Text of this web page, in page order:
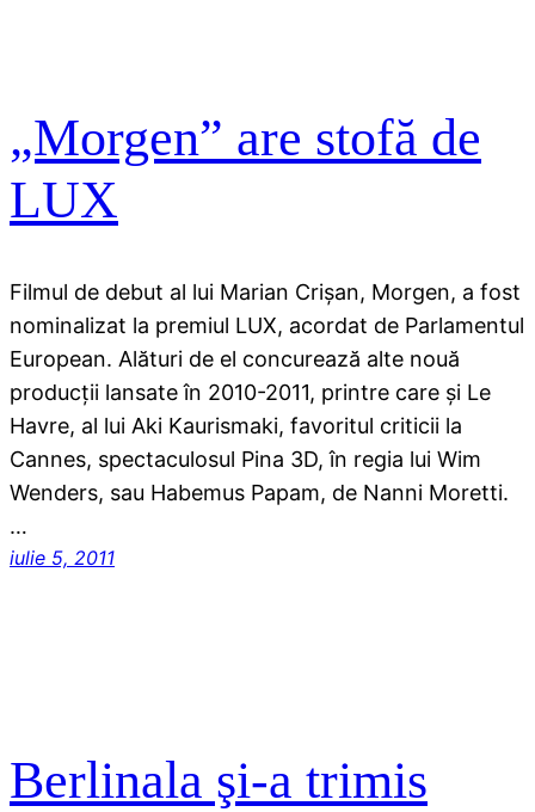
„Morgen” are stofă de
LUX
Filmul de debut al lui Marian Crişan, Morgen, a fost
nominalizat la premiul LUX, acordat de Parlamentul
European. Alături de el concurează alte nouă
producţii lansate în 2010-2011, printre care şi Le
Havre, al lui Aki Kaurismaki, favoritul criticii la
Cannes, spectaculosul Pina 3D, în regia lui Wim
Wenders, sau Habemus Papam, de Nanni Moretti.
…
iulie 5, 2011
Berlinala şi-a trimis